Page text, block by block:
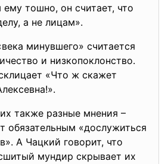
ему тошно, он считает, что
а не лицам».
минувшего» считается
и низкопоклонство.
«Что ж скажет
также разные мнения –
обязательным «дослужиться
А Чацкий говорит, что
мундир скрывает их